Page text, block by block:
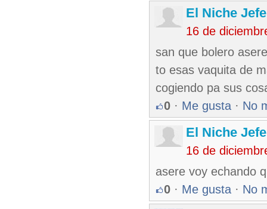
El Niche
16 de
san que bolero
to esas vaquita de
cogiendo pa sus
0 · Me gusta · No
El Niche
16 de
asere voy echando
0 · Me gusta · No